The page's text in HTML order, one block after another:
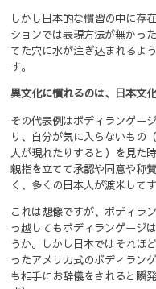
しかし日本的な慣習の中に存
ションでは表現方法が無かっ
てた穴に水が注ぎ込まれるよ
す。
異文化に慣れるのは、日本文
その代表例はボディランゲー
り、自分が気に入らないもの
人が現れたりすると）を見た
親指を立てて承認や同意や称
く、多くの日本人が渡米して
これは想像ですが、ボディラ
っ越してもボディランゲージ
うか。しかし日本ではそれほ
ったアメリカ式のボディラン
も相手にお辞儀をされると瞬